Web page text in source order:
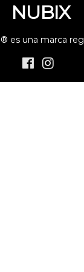
NUBIX
es una marca